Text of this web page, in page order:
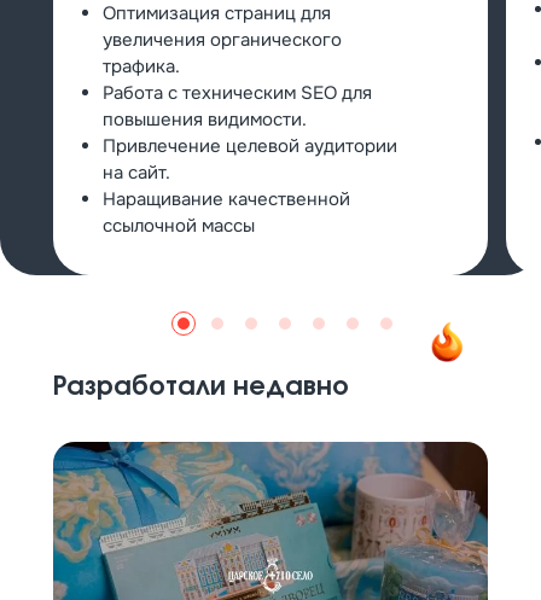
Оптимизация страниц для
увеличения органического
трафика.
Работа с техническим SEO для
повышения видимости.
Привлечение целевой аудитории
на сайт.
Наращивание качественной
ссылочной массы
Разработали недавно